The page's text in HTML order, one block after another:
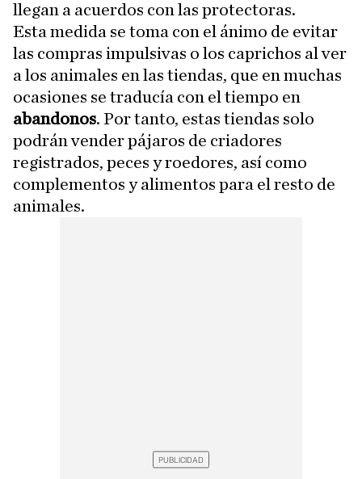
llegan a acuerdos con las protectoras.
Esta medida se toma con el ánimo de evitar
las compras impulsivas o los caprichos al ver
a los animales en las tiendas, que en muchas
ocasiones se traducía con el tiempo en
abandonos. Por tanto, estas tiendas solo
podrán vender pájaros de criadores
registrados, peces y roedores, así como
complementos y alimentos para el resto de
animales.